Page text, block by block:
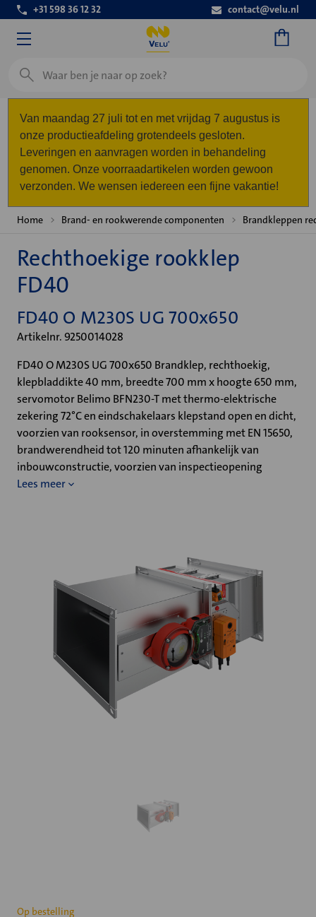
+31 598 36 12 32 contact@velu.nl
Zoeken
Van maandag 27 juli tot en met vrijdag 7 augustus is
onze productieafdeling grotendeels gesloten.
Leveringen en aanvragen worden in behandeling
genomen. Onze voorraadartikelen worden gewoon
verzonden. We wensen iedereen een fijne vakantie!
Home Brand- en rookwerende componenten Brandkleppen
Rechthoekige rookklep
FD40
FD40 O M230S UG 700x650
Artikelnr. 9250014028
FD40 O M230S UG 700x650 Brandklep, rechthoekig,
klepbladdikte 40 mm, breedte 700 mm x hoogte 650 mm,
servomotor Belimo BFN230-T met thermo-elektrische
zekering 72°C en eindschakelaars klepstand open en dicht,
voorzien van rooksensor, in overstemming met EN 15650,
brandwerendheid tot 120 minuten afhankelijk van
inbouwconstructie, voorzien van inspectieopening
Lees meer
Huidige
Op bestelling